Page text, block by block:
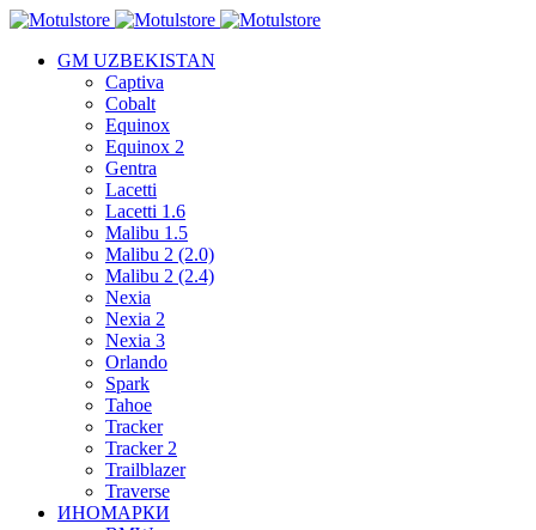
GM UZBEKISTAN
Captiva
Cobalt
Equinox
Equinox 2
Gentra
Lacetti
Lacetti 1.6
Malibu 1.5
Malibu 2 (2.0)
Malibu 2 (2.4)
Nexia
Nexia 2
Nexia 3
Orlando
Spark
Tahoe
Tracker
Tracker 2
Trailblazer
Traverse
ИНОМАРКИ